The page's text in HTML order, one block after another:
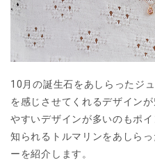
10月の誕生石をあしらったジ
を感じさせてくれるデザイン
やすいデザインが多いのもポ
知られるトルマリンをあしら
ーを紹介します。